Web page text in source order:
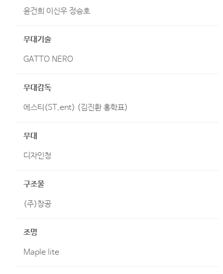
윤건희 이신우 정승호
무대기술
GATTO NERO
무대감독
에스티(ST.ent) (김진환 홍학표)
무대
디자인청
구조물
(주)창공
조명
Maple lite